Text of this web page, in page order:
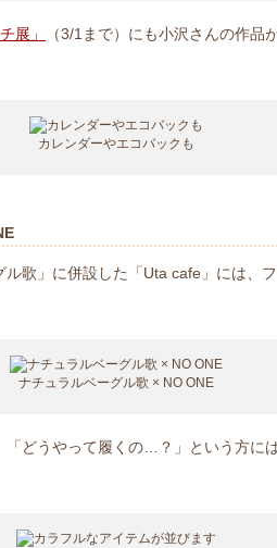
展」
（3/1まで）にも小沢さんの作品
カレンダーやエコバックも
歌」に併設した「Uta cafe」には、
ナチュラルベーグル歌 × NO ONE
「どうやって履くの…？」という方に